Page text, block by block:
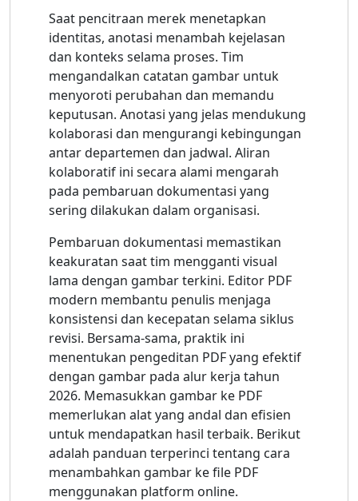
Saat pencitraan merek menetapkan
identitas, anotasi menambah kejelasan
dan konteks selama proses. Tim
mengandalkan catatan gambar untuk
menyoroti perubahan dan memandu
keputusan. Anotasi yang jelas mendukung
kolaborasi dan mengurangi kebingungan
antar departemen dan jadwal. Aliran
kolaboratif ini secara alami mengarah
pada pembaruan dokumentasi yang
sering dilakukan dalam organisasi.
Pembaruan dokumentasi memastikan
keakuratan saat tim mengganti visual
lama dengan gambar terkini. Editor PDF
modern membantu penulis menjaga
konsistensi dan kecepatan selama siklus
revisi. Bersama-sama, praktik ini
menentukan pengeditan PDF yang efektif
dengan gambar pada alur kerja tahun
2026. Memasukkan gambar ke PDF
memerlukan alat yang andal dan efisien
untuk mendapatkan hasil terbaik. Berikut
adalah panduan terperinci tentang cara
menambahkan gambar ke file PDF
menggunakan platform online.